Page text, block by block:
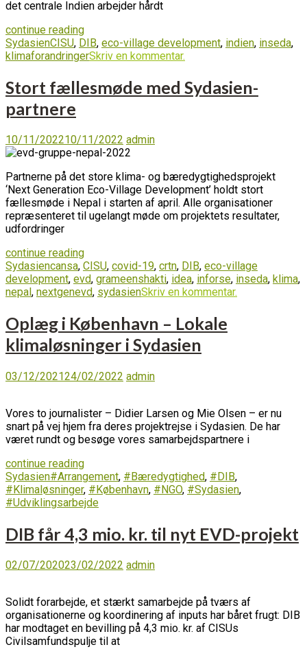
det centrale Indien arbejder hårdt
continue reading
SydasienCISU, DIB, eco-village development, indien, inseda,
klimaforandringerSkriv en kommentar.
Stort fællesmøde med Sydasien-
partnere
10/11/202210/11/2022 admin
Partnerne på det store klima- og bæredygtighedsprojekt
‘Next Generation Eco-Village Development’ holdt stort
fællesmøde i Nepal i starten af april. Alle organisationer
repræsenteret til ugelangt møde om projektets resultater,
udfordringer
continue reading
Sydasiencansa, CISU, covid-19, crtn, DIB, eco-village
development, evd, grameenshakti, idea, inforse, inseda, klima,
nepal , nextgenevd, sydasienSkriv en kommentar.
Oplæg i København – Lokale
klimaløsninger i Sydasien
03/12/202124/02/2022 admin
Vores to journalister – Didier Larsen og Mie Olsen – er nu
snart på vej hjem fra deres projektrejse i Sydasien. De har
været rundt og besøge vores samarbejdspartnere i
continue reading
Sydasien#Arrangement, #Bæredygtighed, #DIB,
#Klimaløsninger, #København, #NGO, #Sydasien,
#Udviklingsarbejde
DIB får 4,3 mio. kr. til nyt EVD-projekt
02/07/202023/02/2022 admin
Solidt forarbejde, et stærkt samarbejde på tværs af
organisationerne og koordinering af inputs har båret frugt: DIB
har modtaget en bevilling på 4,3 mio. kr. af CISUs
Civilsamfundspulje til at